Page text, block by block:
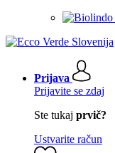
Prijava
Prijavite se zdaj
Ste tukaj prvič?
Ustvarite račun